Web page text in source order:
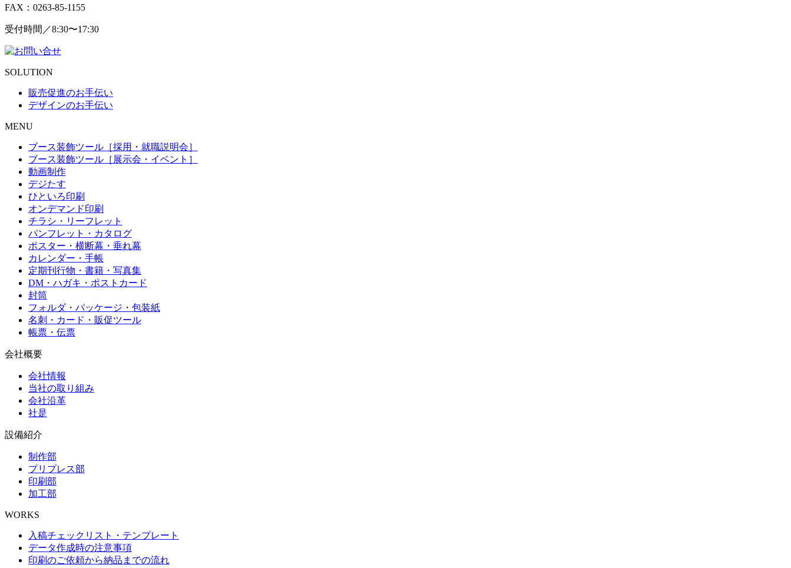
FAX：0263-85-1155
受付時間／8:30〜17:30
SOLUTION
販売促進のお手伝い
デザインのお手伝い
MENU
ブース装飾ツール［採用・就職説明会］
ブース装飾ツール［展示会・イベント］
動画制作
デジたす
ひといろ印刷
オンデマンド印刷
チラシ・リーフレット
パンフレット・カタログ
ポスター・横断幕・垂れ幕
カレンダー・手帳
定期刊行物・書籍・写真集
DM・ハガキ・ポストカード
封筒
フォルダ・パッケージ・包装紙
名刺・カード・販促ツール
帳票・伝票
会社概要
会社情報
当社の取り組み
会社沿革
社是
設備紹介
制作部
プリプレス部
印刷部
加工部
WORKS
入稿チェックリスト・テンプレート
データ作成時の注意事項
印刷のご依頼から納品までの流れ